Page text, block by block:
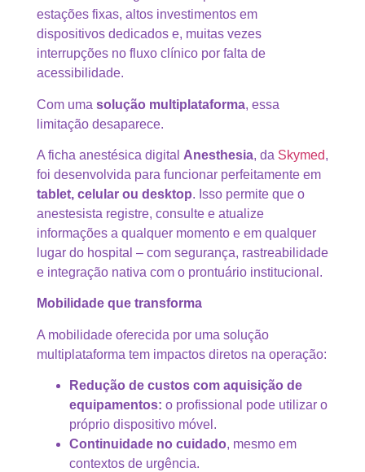
estações fixas, altos investimentos em
dispositivos dedicados e, muitas vezes
interrupções no fluxo clínico por falta de
acessibilidade.
Com uma solução multiplataforma, essa
limitação desaparece.
A ficha anestésica digital Anesthesia, da Skymed,
foi desenvolvida para funcionar perfeitamente em
tablet, celular ou desktop. Isso permite que o
anestesista registre, consulte e atualize
informações a qualquer momento e em qualquer
lugar do hospital – com segurança, rastreabilidade
e integração nativa com o prontuário institucional.
Mobilidade que transforma
A mobilidade oferecida por uma solução
multiplataforma tem impactos diretos na operação:
Redução de custos com aquisição de
equipamentos: o profissional pode utilizar o
próprio dispositivo móvel.
Continuidade no cuidado, mesmo em
contextos de urgência.